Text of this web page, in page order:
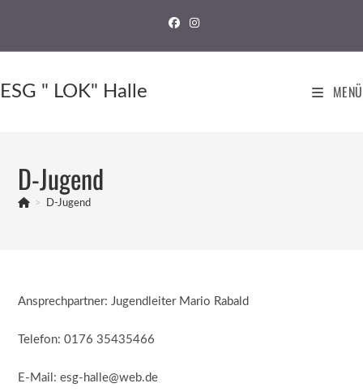
ESG " LOK" Halle MENÜ
D-Jugend
> D-Jugend
Ansprechpartner: Jugendleiter Mario Rabald
Telefon: 0176 35435466
E-Mail: esg-halle@web.de